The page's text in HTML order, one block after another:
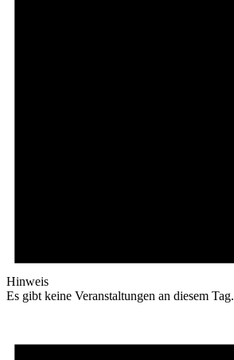
Hinweis
Es gibt keine Veranstaltungen an diesem Tag.